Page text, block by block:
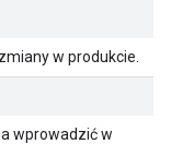
w produkcie.
wprowadzić w